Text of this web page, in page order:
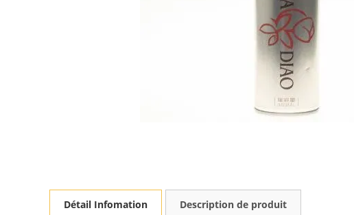
Détail Infomation Description de produit